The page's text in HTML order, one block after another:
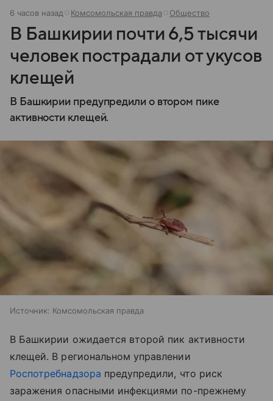
6 часов назад Комсомольская правда Общество
В Башкирии почти 6,5 тысячи
человек пострадали от укусов
клещей
В Башкирии предупредили о втором пике
активности клещей.
Источник: Комсомольская правда
В Башкирии ожидается второй пик активности
клещей. В региональном управлении
Роспотребнадзора предупредили, что риск
заражения опасными инфекциями по-прежнему